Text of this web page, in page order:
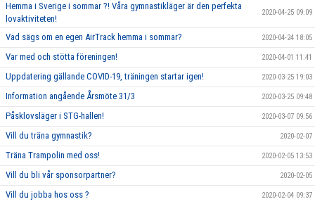
Hemma i Sverige i sommar ?! Våra gymnastikläger är den perfekta
lovaktiviteten!
2020-04-25 09:09
Vad sägs om en egen AirTrack hemma i sommar? 2020-04-24 18:05
Var med och stötta föreningen! 2020-04-01 11:41
Uppdatering gällande COVID-19, träningen startar igen! 2020-03-25 19:03
Information angående Årsmöte 31/3 2020-03-25 09:48
Påsklovsläger i STG-hallen! 2020-03-07 09:56
Vill du träna gymnastik? 2020-02-07
Träna Trampolin med oss! 2020-02-05 13:53
Vill du bli vår sponsorpartner? 2020-02-05
Vill du jobba hos oss ? 2020-02-04 09:37